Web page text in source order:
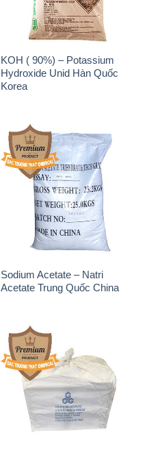
KOH ( 90%) – Potassium
Hydroxide Unid Hàn Quốc
Korea
Sodium Acetate – Natri
Acetate Trung Quốc China